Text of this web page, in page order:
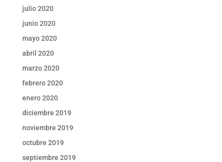
julio 2020
junio 2020
mayo 2020
abril 2020
marzo 2020
febrero 2020
enero 2020
diciembre 2019
noviembre 2019
octubre 2019
septiembre 2019